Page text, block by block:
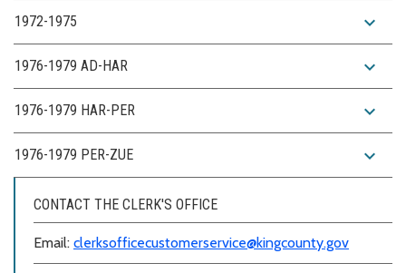
1972-1975 expand_more
1976-1979 AD-HAR expand_more
1976-1979 HAR-PER expand_more
1976-1979 PER-ZUE expand_more
CONTACT THE CLERK'S OFFICE
Email: clerksofficecustomerservice@kingcounty.gov